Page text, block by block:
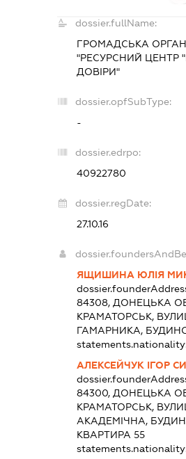
dossier.fullName:
ГРОМАДСЬКА
"РЕСУРСНИЙ ЦЕНТР
ДОВІРИ"
dossier.opfSubType:
-
dossier.edrpo:
40922780
dossier.regDate:
27.10.16
ЯЩИШИНА ЮЛІЯ
84308, ДОНЕЦЬКА
КРАМАТОРСЬК,
ГАМАРНИКА,
АЛЕКСЕЙЧУК ІГОР
84300, ДОНЕЦЬКА
КРАМАТОРСЬК,
АКАДЕМІЧНА,
КВАРТИРА 55